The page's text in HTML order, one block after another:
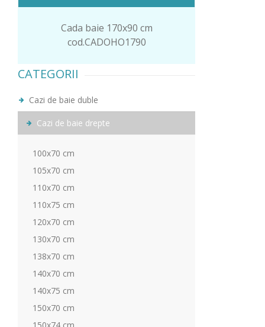
Cada baie 170x90 cm
cod.CADOHO1790
CATEGORII
Cazi de baie duble
Cazi de baie drepte
100x70 cm
105x70 cm
110x70 cm
110x75 cm
120x70 cm
130x70 cm
138x70 cm
140x70 cm
140x75 cm
150x70 cm